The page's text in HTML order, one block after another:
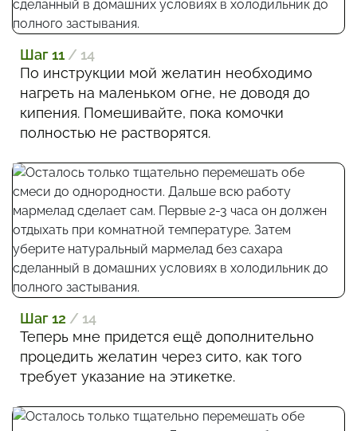
Шаг 11 / 14
По инструкции мой желатин необходимо
нагреть на маленьком огне, не доводя до
кипения. Помешивайте, пока комочки
полностью не растворятся.
Шаг 12 / 14
Теперь мне придется ещё дополнительно
процедить желатин через сито, как того
требует указание на этикетке.